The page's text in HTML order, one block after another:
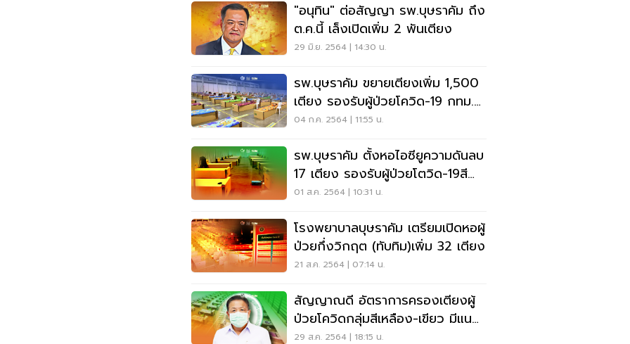
"อนุทิน" ต่อสัญญา รพ.บุษราคัม ถึง
ต.ค.นี้ เล็งเปิดเพิ่ม 2 พันเตียง
29 มิ.ย. 2564 | 14:30 น.
รพ.บุษราคัม ขยายเตียงเพิ่ม 1,500
เตียง รองรับผู้ป่วยโควิด-19 กทม.-
ปริมณฑล
04 ก.ค. 2564 | 11:55 น.
รพ.บุษราคัม ตั้งหอไอซียูความดันลบ
17 เตียง รองรับผู้ป่วยโตวิด-19สี
แดง
01 ส.ค. 2564 | 10:31 น.
โรงพยาบาลบุษราคัม เตรียมเปิดหอผู้
ป่วยกึ่งวิกฤต (ทับทิม)เพิ่ม 32 เตียง
21 ส.ค. 2564 | 07:14 น.
สัญญาณดี อัตราการครองเตียงผู้
ป่วยโควิดกลุ่มสีเหลือง-เขียว มีแนว
โน้มลดลง
29 ส.ค. 2564 | 18:15 น.